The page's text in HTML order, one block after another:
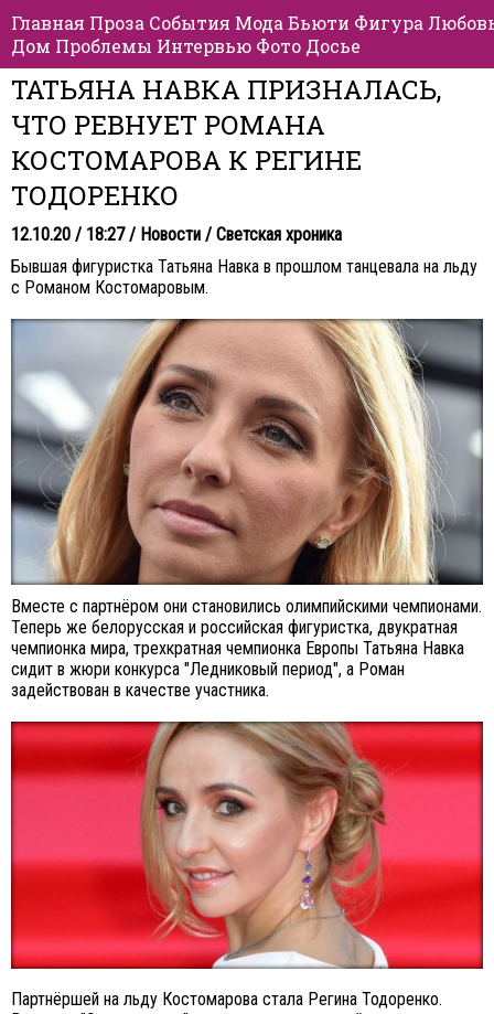
Главная Проза События Мода Бьюти Фигура
Дом Проблемы Интервью Фото Досье
ТАТЬЯНА НАВКА ПРИЗНАЛАСЬ,
ЧТО РЕВНУЕТ РОМАНА
КОСТОМАРОВА К РЕГИНЕ
ТОДОРЕНКО
12.10.20 / 18:27 / Новости / Светская хроника
Бывшая фигуристка Татьяна Навка в прошлом танцевала на льду
с Романом Костомаровым.
Вместе с партнёром они становились олимпийскими чемпионами.
Теперь же белорусская и российская фигуристка, двукратная
чемпионка мира, трехкратная чемпионка Европы Татьяна Навка
сидит в жюри конкурса "Ледниковый период", а Роман
задействован в качестве участника.
Партнёршей на льду Костомарова стала Регина Тодоренко.